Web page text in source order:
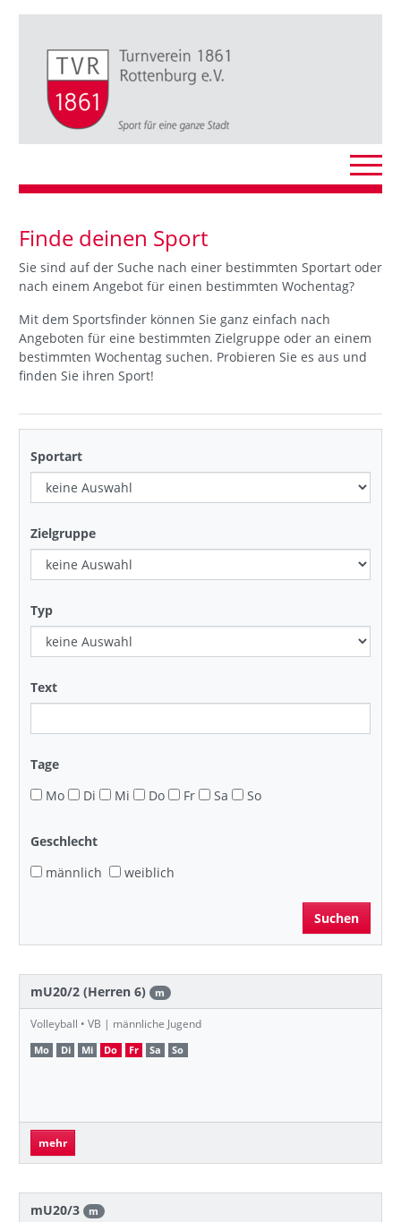
Finde deinen Sport
Sie sind auf der Suche nach einer bestimmten Sportart oder
nach einem Angebot für einen bestimmten Wochentag?
Mit dem Sportsfinder können Sie ganz einfach nach
Angeboten für eine bestimmten Zielgruppe oder an einem
bestimmten Wochentag suchen. Probieren Sie es aus und
finden Sie ihren Sport!
Sportart
Zielgruppe
Typ
Text
Tage
Mo
Di Mi Do Fr Sa So
Geschlecht
männlich
weiblich
mU20/2 (Herren 6) m
Volleyball • VB | männliche Jugend
Mo Di Mi Do Fr Sa So
mehr
mU20/3 m